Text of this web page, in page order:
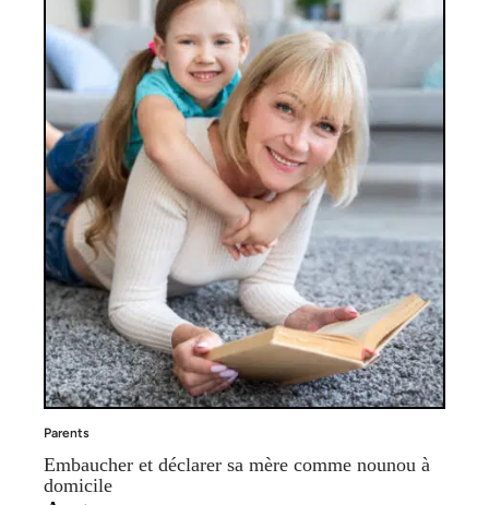
Parents
Embaucher et déclarer sa mère comme nounou à
domicile